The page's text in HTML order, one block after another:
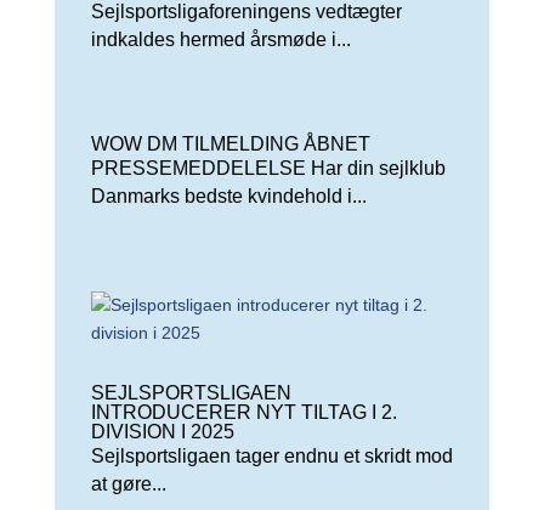
Sejlsportsligaforeningens vedtægter
indkaldes hermed årsmøde i...
WOW DM TILMELDING ÅBNET
PRESSEMEDDELELSE Har din sejlklub
Danmarks bedste kvindehold i...
SEJLSPORTSLIGAEN
INTRODUCERER NYT TILTAG I 2.
DIVISION I 2025
Sejlsportsligaen tager endnu et skridt mod
at gøre...